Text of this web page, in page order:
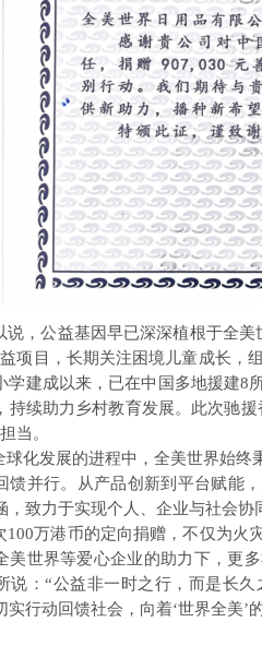
公益基因早已深深植根于全美
项目，长期关注困境儿童成长，
学建成以来，已在中国多地援建8
持续助力乡村教育发展。此次驰
当。
发展的进程中，全美世界始终
馈并行。从产品创新到平台赋能
，致力于实现个人、企业与社会协
万港币的定向捐赠，不仅为火灾
美世界等爱心企业的助力下，更
说：“公益非一时之行，而是长
实行动回馈社会，向着‘世界全美’